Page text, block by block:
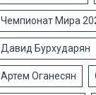
Чемпионат Мира
Давид Бурхударян
Артем Оганесян